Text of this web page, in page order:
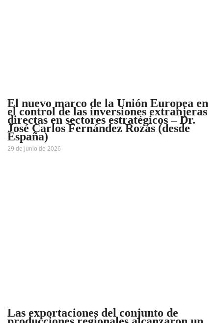
El nuevo marco de la Unión Europea en
el control de las inversiones extranjeras
directas en sectores estratégicos – Dr.
José Carlos Fernández Rozas (desde
España)
29 de junio de 2026
Las exportaciones del conjunto de